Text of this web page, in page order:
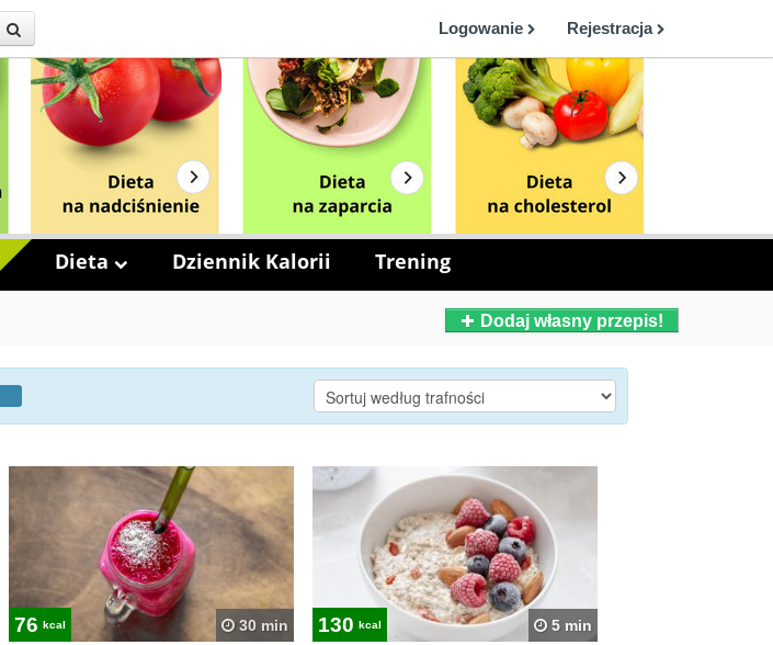
Logowanie Rejestracja
Dieta Dziennik Kalorii Trening
Dodaj własny przepis!
76 kcal 30 min 130 kcal 5 min